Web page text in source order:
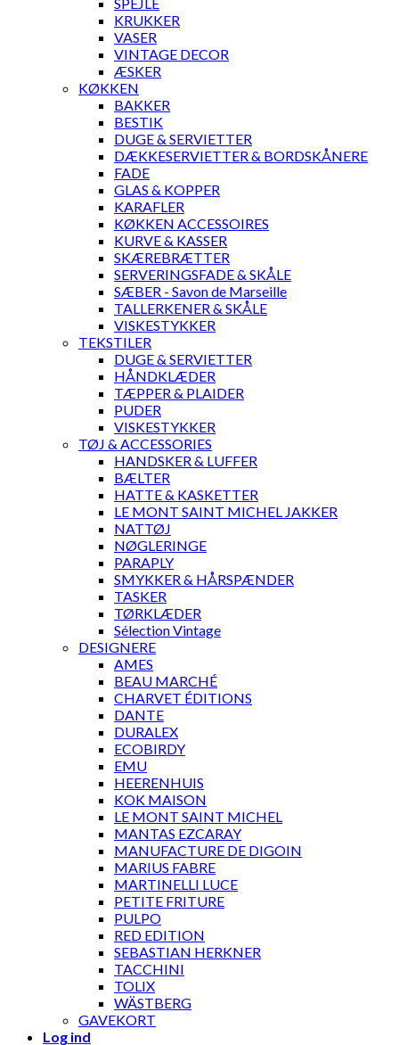
KRUKKER
VASER
VINTAGE DECOR
ÆSKER
KØKKEN
BAKKER
BESTIK
DUGE & SERVIETTER
DÆKKESERVIETTER & BORDSKÅNERE
FADE
GLAS & KOPPER
KARAFLER
KØKKEN ACCESSOIRES
KURVE & KASSER
SKÆREBRÆTTER
SERVERINGSFADE & SKÅLE
SÆBER - Savon de Marseille
TALLERKENER & SKÅLE
VISKESTYKKER
TEKSTILER
DUGE & SERVIETTER
HÅNDKLÆDER
TÆPPER & PLAIDER
PUDER
VISKESTYKKER
TØJ & ACCESSORIES
HANDSKER & LUFFER
BÆLTER
HATTE & KASKETTER
LE MONT SAINT MICHEL JAKKER
NATTØJ
NØGLERINGE
PARAPLY
SMYKKER & HÅRSPÆNDER
TASKER
TØRKLÆDER
Sélection Vintage
DESIGNERE
AMES
BEAU MARCHÉ
CHARVET ÉDITIONS
DANTE
DURALEX
ECOBIRDY
EMU
HEERENHUIS
KOK MAISON
LE MONT SAINT MICHEL
MANTAS EZCARAY
MANUFACTURE DE DIGOIN
MARIUS FABRE
MARTINELLI LUCE
PETITE FRITURE
PULPO
RED EDITION
SEBASTIAN HERKNER
TACCHINI
TOLIX
WÄSTBERG
GAVEKORT
Log ind